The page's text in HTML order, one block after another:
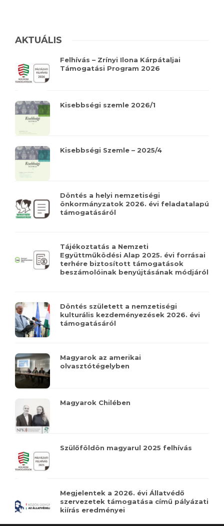
AKTUÁLIS
Felhívás – Zrínyi Ilona Kárpátaljai
Támogatási Program 2026
Kisebbségi szemle 2026/1
Kisebbségi Szemle – 2025/4
Döntés a helyi nemzetiségi
önkormányzatok 2026. évi feladatalapú
támogatásáról
Tájékoztatás a Nemzeti
Együttműködési Alap 2025. évi forrásai
terhére biztosított támogatások
beszámolóinak benyújtásának módjáról
Döntés született a nemzetiségi
kulturális kezdeményezések 2026. évi
támogatásáról
Magyarok az amerikai
olvasztótégelyben
Magyarok Chilében
Szülőföldön magyarul 2025 felhívás
Megjelentek a 2026. évi Állatvédő
szervezetek támogatása című pályázati
kiírás eredményei